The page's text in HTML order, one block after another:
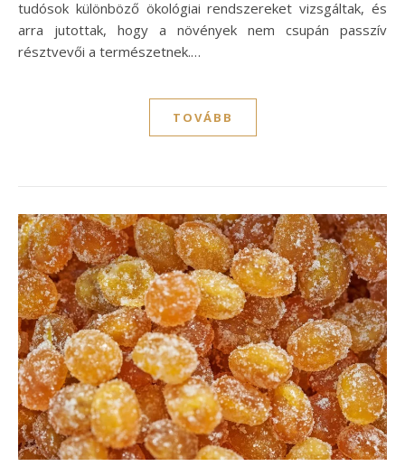
tudósok különböző ökológiai rendszereket vizsgáltak, és
arra jutottak, hogy a növények nem csupán passzív
résztvevői a természetnek.…
TOVÁBB